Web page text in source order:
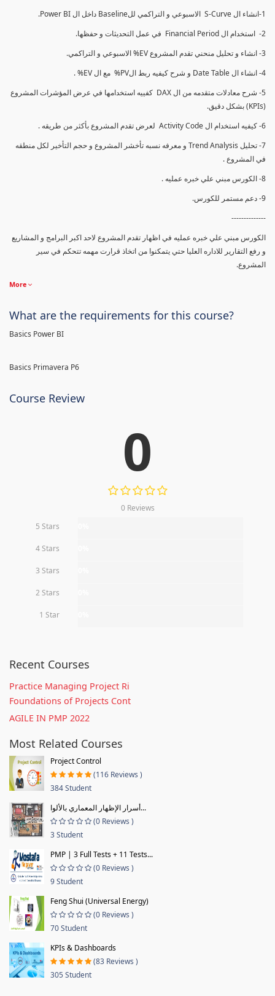
1-انشاء ال S-Curve الاسبوعي و التراكمي للBaseline داخل ال Power BI.
2- استخدام ال Financial Period في عمل التحديثات و حفظها.
3- انشاء و تحليل منحني تقدم المشروع EV% الاسبوعي و التراكمي.
4- انشاء ال Date Table و شرح كيفيه ربط الPV% مع ال EV% .
5- شرح معادلات متقدمه من ال DAX كفييه استخدامها في عرض المؤشرات المشروع
(KPIs) بشكل دقيق.
6- كيفيه استخدام ال Activity Code لعرض تقدم المشروع بأكثر من طريقه .
7- تحليل Trend Analysis و معرفه نسبه تأخشر المشروع و حجم التأخير لكل منطقه
في المشروع .
8- الكورس مبني علي خبره عمليه .
9- دعم مستمر للكورس.
--------------
الكورس مبني علي خبره عمليه في اظهار تقدم المشروع لاحد اكبر البرامج و المشاريع
و رفع التقارير للاداره العليا حتي يتمكنوا من اتخاذ قرارت مهمه تتحكم في سير
المشروع.
More
What are the requirements for this course?
Basics Power BI
Basics Primavera P6
Course Review
0
0 Reviews
5 Stars
4 Stars
3 Stars
2 Stars
1 Star
Recent Courses
Practice Managing Project Ri
Foundations of Projects Cont
AGILE IN PMP 2022
Most Related Courses
Project Control
(116 Reviews )
384 Student
أسرار الإظهار المعماري بالألوا...
(0 Reviews )
3 Student
PMP | 3 Full Tests + 11 Tests...
(0 Reviews )
9 Student
Feng Shui (Universal Energy)
(0 Reviews )
70 Student
KPIs & Dashboards
(83 Reviews )
305 Student